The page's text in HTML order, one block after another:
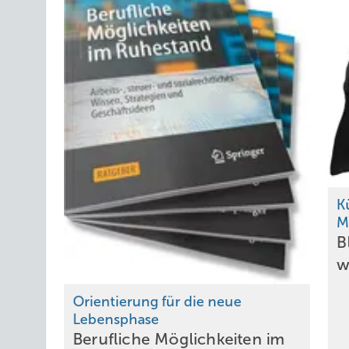
Orientierung für die neue
Lebensphase
Berufliche Möglichkeiten im